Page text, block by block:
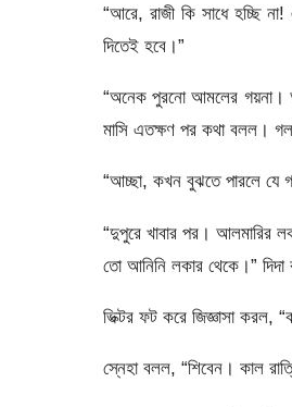
“আরে, রাজী কি সাধে হচ্ছি
দিতেই হবে।”
“অনেক পুরনো আমলের গয়না।
মাসি এতক্ষণ পর কথা বলল।
“আচ্ছা, কখন বুঝতে পারলে যে
“দুপুরে খাবার পর। আলমারির
তো আনিনি লকার থেকে।”
ভিক্টর ফট করে জিজ্ঞাসা করল,
স্নেহা বলল, “শিবেন। কাল